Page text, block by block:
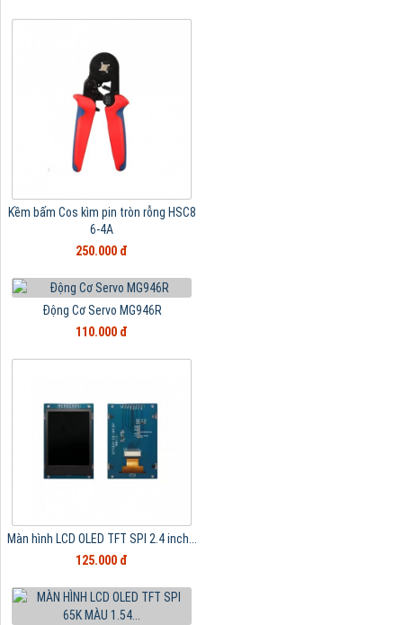
Kềm bấm Cos kìm pin tròn rỗng HSC8
6-4A
250.000 đ
Động Cơ Servo MG946R
110.000 đ
Màn hình LCD OLED TFT SPI 2.4 inch...
125.000 đ